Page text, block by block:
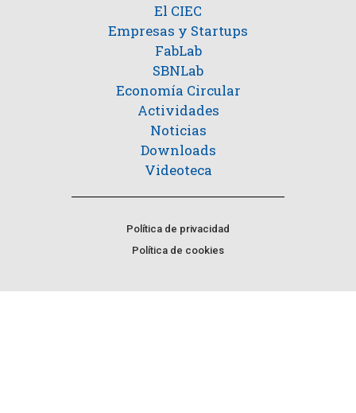
El CIEC
Empresas y Startups
FabLab
SBNLab
Economía Circular
Actividades
Noticias
Downloads
Videoteca
Política de privacidad
Política de cookies